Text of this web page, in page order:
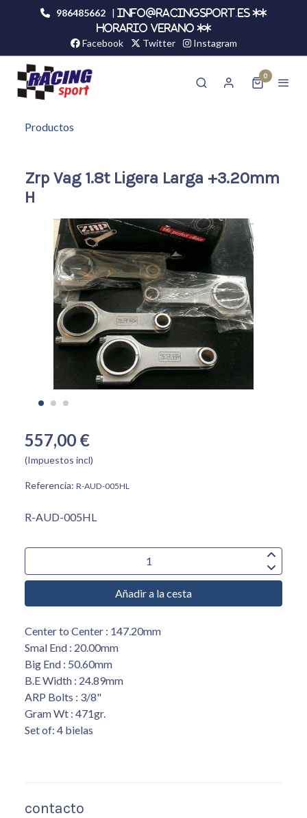
986485662 |
info@racingsport.es **
HORARIO VERANO **
Facebook Twitter Instagram
0
Productos
Zrp Vag 1.8t Ligera Larga +3.20mm
H
557,00 €
(Impuestos incl)
Referencia: R-AUD-005HL
R-AUD-005HL
Añadir a la cesta
Center to Center : 147.20mm
Smal End : 20.00mm
Big End : 50.60mm
B.E Width : 24.89mm
ARP Bolts : 3/8"
Gram Wt : 471gr.
Set of: 4 bielas
contacto